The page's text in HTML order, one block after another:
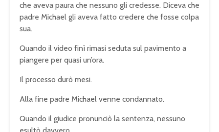
che aveva paura che nessuno gli credesse. Diceva che
padre Michael gli aveva fatto credere che fosse colpa
sua.
Quando il video finì rimasi seduta sul pavimento a
piangere per quasi un’ora.
Il processo durò mesi.
Alla fine padre Michael venne condannato.
Quando il giudice pronunciò la sentenza, nessuno